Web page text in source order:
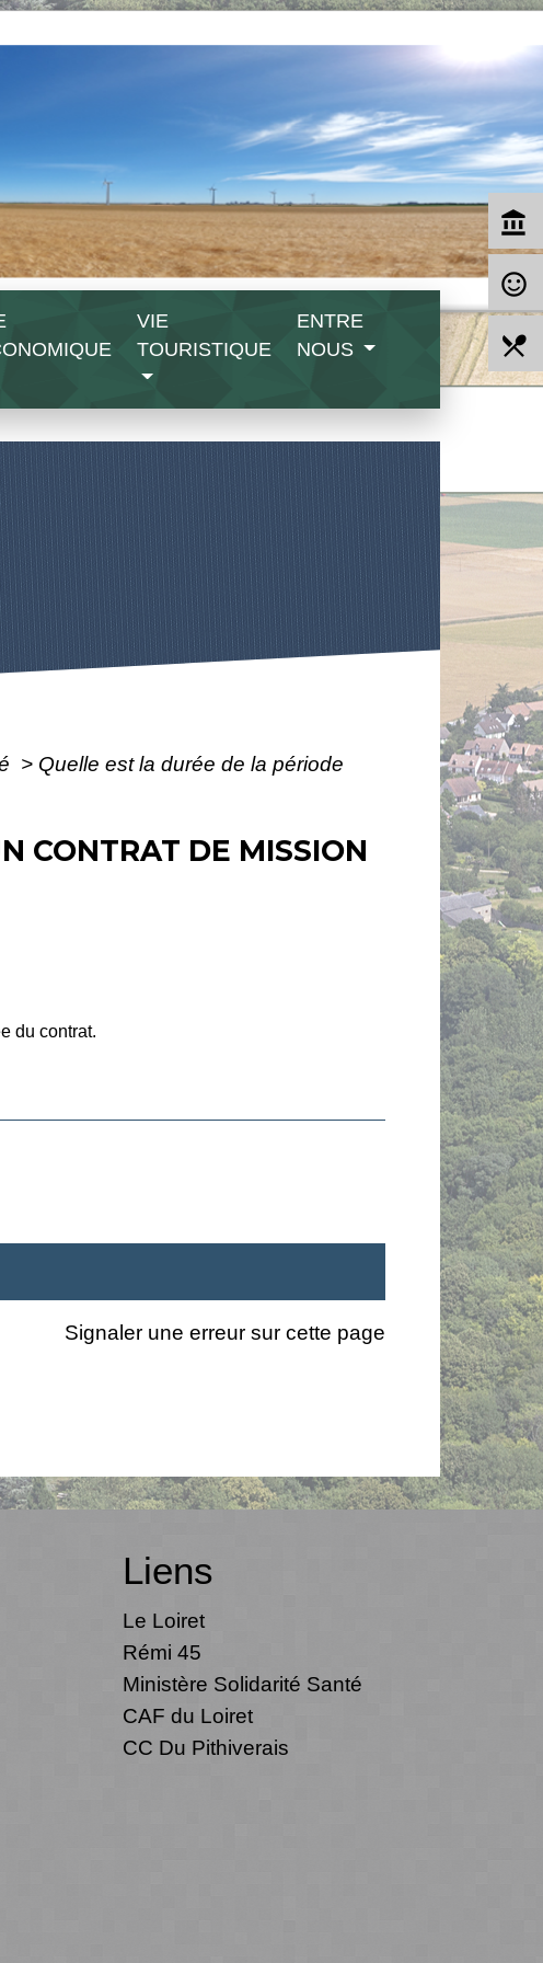
VIE
TOURISTIQUE
ENTRE
NOUS
> Quelle est la durée de la période
CONTRAT DE MISSION
du contrat.
Signaler une erreur sur cette page
account_balance
sentiment_satisfied_alt
local_dining
Liens
Le Loiret
Rémi 45
Ministère Solidarité Santé
CAF du Loiret
CC Du Pithiverais